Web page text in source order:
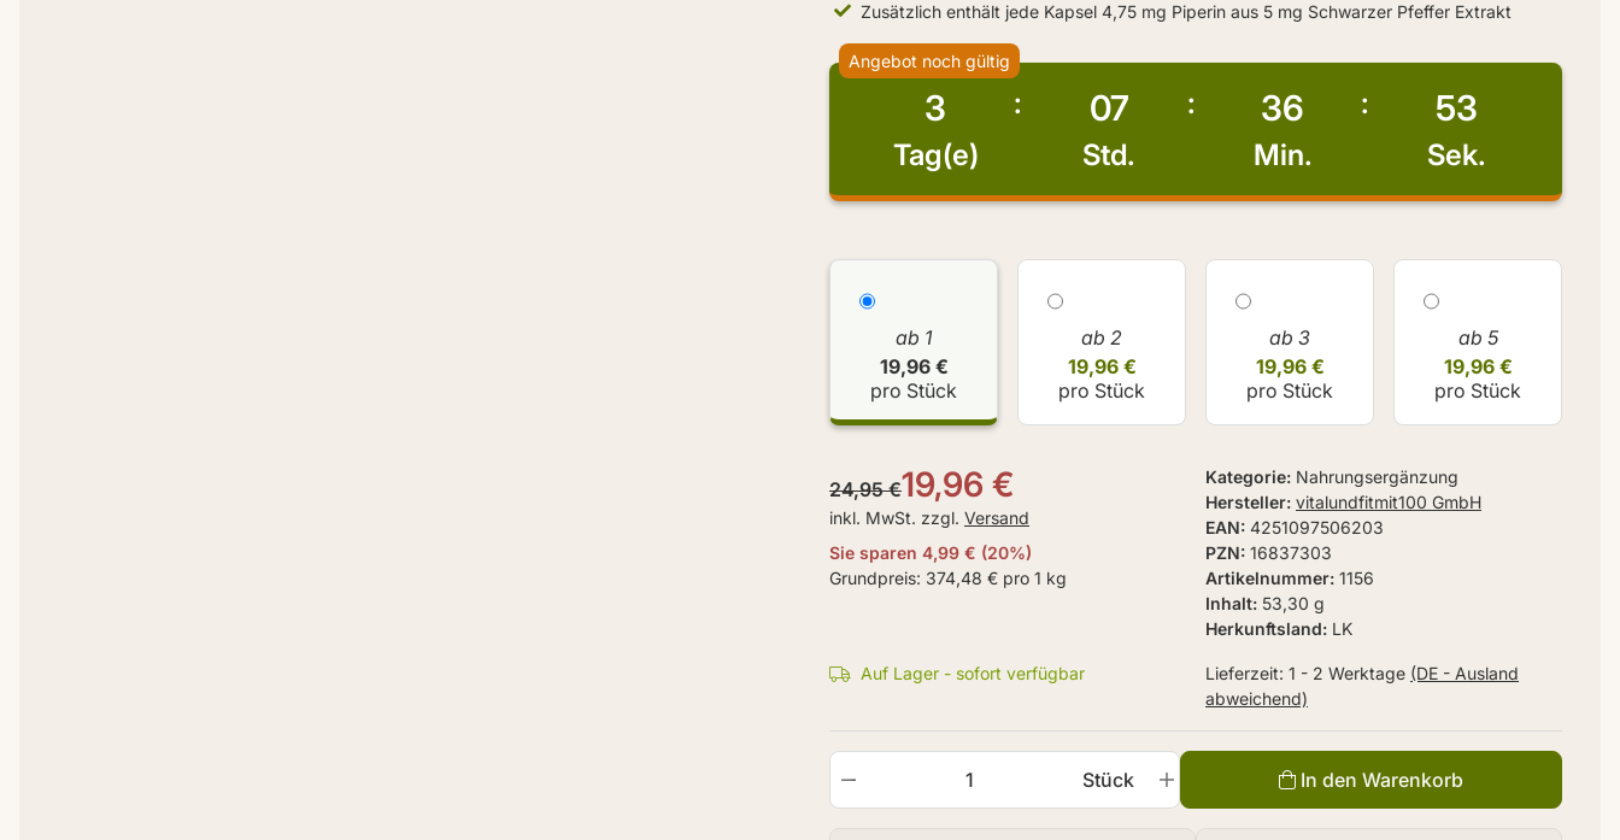
Inhalt 53,30 g
Hersteller vitalundfitmit100 GmbH
Artikelnummer 1156
PZN 16837303
EAN 4251097506203
Herkunftsland LK
Kategorie Nahrungsergänzung
Zusätzlich enthält jede Kapsel 4,75 mg Piperin aus 5 mg Schwarzer Pfeffer Extrakt
Angebot noch gültig
3
Tag(e)
07
Std.
36
Min.
52
Sek.
19,96 €
24,95 €
inkl. MwSt. zzgl. Versand
Sie sparen 4,99 € (20%)
Grundpreis: 374,48 € pro 1 kg
Stück In den Warenkorb
Auf Lager - sofort verfügbar Lieferzeit: 1 - 2 Werktage (DE - Ausland
abweichend)
ab 1
19,96 €
pro Stück
ab 2
19,96 €
pro Stück
ab 3
19,96 €
pro Stück
ab 5
19,96 €
pro Stück